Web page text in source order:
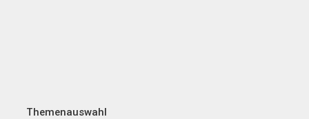
Themenauswahl